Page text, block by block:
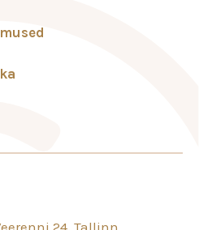
24, Tallinn